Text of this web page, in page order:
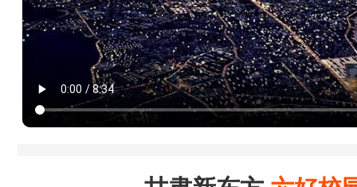
赵*轩 25 26
17 20 美容师
张*禄 19 22
张*辉 16 19 美发师